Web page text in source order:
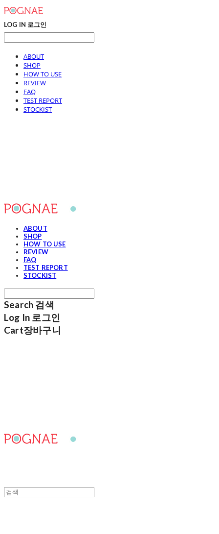
LOG IN 로그인
ABOUT
SHOP
HOW TO USE
REVIEW
FAQ
TEST REPORT
STOCKIST
ABOUT
SHOP
HOW TO USE
REVIEW
FAQ
TEST REPORT
STOCKIST
Search 검색
Log In 로그인
Cart장바구니